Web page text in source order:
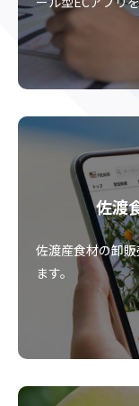
佐渡
佐渡産食材の卸
ます。